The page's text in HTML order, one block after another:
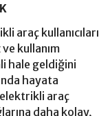
araç kullanıcıları
kullanım
hale geldiğini
hayata
araç
daha kolay,